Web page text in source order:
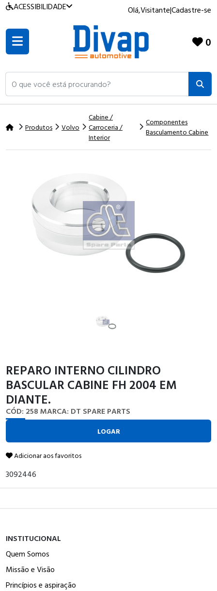
ACESSIBILIDADE Olá,Visitante|Cadastre-se
O que você está procurando?
0
Produtos Volvo
Cabine /
Carroceria /
Interior
Componentes
Basculamento Cabine
REPARO INTERNO CILINDRO
BASCULAR CABINE FH 2004 EM
DIANTE.
CÓD: 258 MARCA: DT SPARE PARTS
LOGAR
Adicionar aos favoritos
3092446
INSTITUCIONAL
Quem Somos
Missão e Visão
Princípios e aspiração